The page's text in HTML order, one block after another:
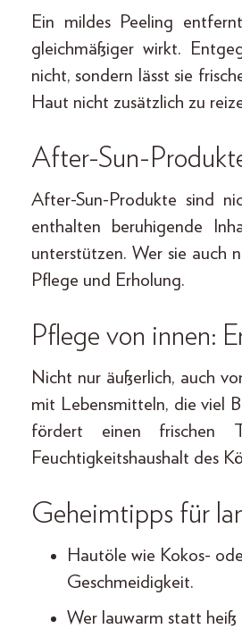
Ein mildes Peeling
gleichmäßiger wirkt.
nicht, sondern lässt sie
Haut nicht zusätzlich zu
After-Sun-
After-Sun-Produkte sind
enthalten beruhigende
unterstützen. Wer sie auch
Pflege und Erholung.
Pflege von innen:
Nicht nur äußerlich, auch
mit Lebensmitteln, die viel
fördert einen frischen
Feuchtigkeitshaushalt des
Geheimtipps für
Hautöle wie Kokos-
Geschmeidigkeit.
Wer lauwarm statt heiß